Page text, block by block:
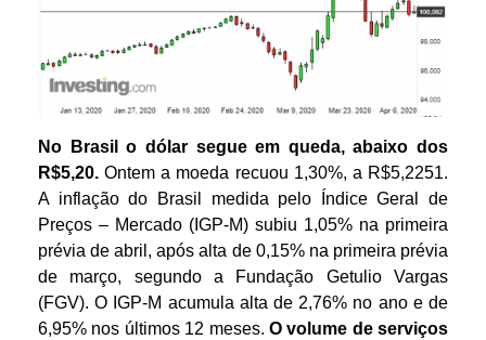
No Brasil o dólar segue em queda, abaixo dos
R$5,20.Ontem a moeda recuou 1,30%, a R$5,2251.
A inflação do Brasil medida pelo Índice Geral de
Preços – Mercado (IGP-M) subiu 1,05% na primeira
prévia de abril, após alta de 0,15% na primeira prévia
de março, segundo a Fundação Getulio Vargas
(FGV). O IGP-M acumula alta de 2,76% no ano e de
6,95% nos últimos 12 meses. O volume de serviços